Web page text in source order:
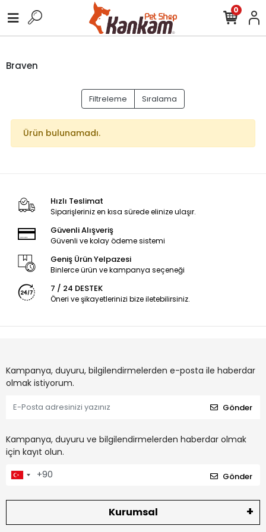
0
Braven
Filtreleme Sıralama
Ürün bulunamadı.
Hızlı Teslimat
Siparişleriniz en kısa sürede elinize ulaşır.
Güvenli Alışveriş
Güvenli ve kolay ödeme sistemi
Geniş Ürün Yelpazesi
Binlerce ürün ve kampanya seçeneği
7 / 24 DESTEK
Öneri ve şikayetlerinizi bize iletebilirsiniz.
Kampanya, duyuru, bilgilendirmelerden e-posta ile haberdar
olmak istiyorum.
Gönder
Kampanya, duyuru ve bilgilendirmelerden haberdar olmak
için kayıt olun.
Gönder
Kurumsal